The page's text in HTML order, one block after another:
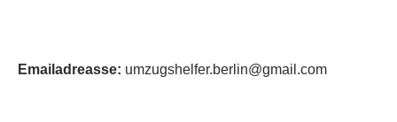
Emailadreasse: umzugshelfer.berlin@gmail.com